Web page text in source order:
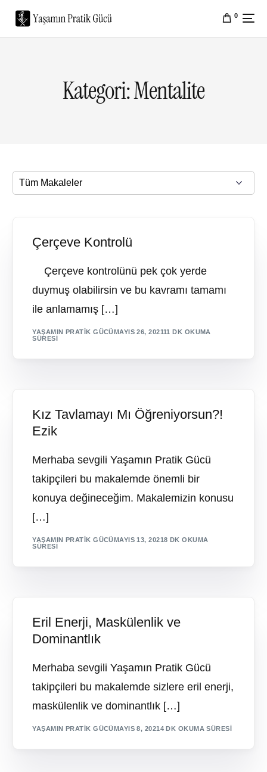
0
Kategori:Mentalite
Çerçeve Kontrolü
Çerçeve kontrolünü pek çok yerde
duymuş olabilirsin ve bu kavramı tamamı
ile anlamamış […]
YAŞAMIN PRATIK GÜCÜMAYIS 26, 202111 DK OKUMA
SÜRESI
Kız Tavlamayı Mı Öğreniyorsun?!
Ezik
Merhaba sevgili Yaşamın Pratik Gücü
takipçileri bu makalemde önemli bir
konuya değineceğim. Makalemizin konusu
[…]
YAŞAMIN PRATIK GÜCÜMAYIS 13, 20218 DK OKUMA
SÜRESI
Eril Enerji, Maskülenlik ve
Dominantlık
Merhaba sevgili Yaşamın Pratik Gücü
takipçileri bu makalemde sizlere eril enerji,
maskülenlik ve dominantlık […]
YAŞAMIN PRATIK GÜCÜMAYIS 8, 20214 DK OKUMA SÜRESI